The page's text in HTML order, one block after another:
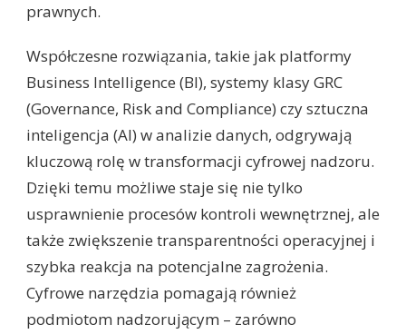
prawnych.
Współczesne rozwiązania, takie jak platformy
Business Intelligence (BI), systemy klasy GRC
(Governance, Risk and Compliance) czy sztuczna
inteligencja (AI) w analizie danych, odgrywają
kluczową rolę w transformacji cyfrowej nadzoru.
Dzięki temu możliwe staje się nie tylko
usprawnienie procesów kontroli wewnętrznej, ale
także zwiększenie transparentności operacyjnej i
szybka reakcja na potencjalne zagrożenia.
Cyfrowe narzędzia pomagają również
podmiotom nadzorującym – zarówno